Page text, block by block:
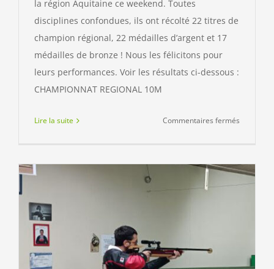
la région Aquitaine ce weekend. Toutes
disciplines confondues, ils ont récolté 22 titres de
champion régional, 22 médailles d’argent et 17
médailles de bronze ! Nous les félicitons pour
leurs performances. Voir les résultats ci-dessous :
CHAMPIONNAT REGIONAL 10M
Lire la suite Commentaires fermés
10M
2022